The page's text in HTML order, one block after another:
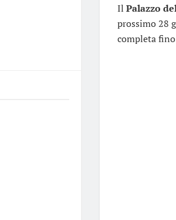
Il Palazzo
prossimo 28
completa